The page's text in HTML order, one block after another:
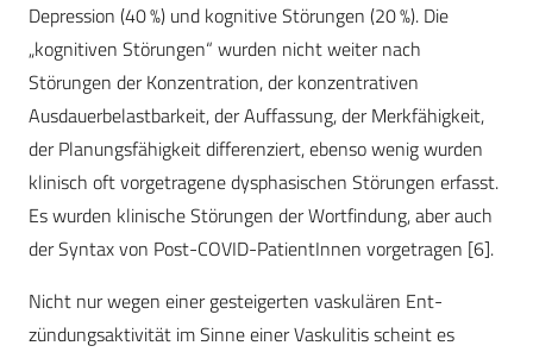
Depression (40 %) und kognitive Störungen (20 %). Die
„kognitiven Störungen“ wurden nicht weiter nach
Störungen der Konzentration, der konzentrativen
Ausdauerbelastbarkeit, der Auffassung, der Merkfähigkeit,
der Planungsfähigkeit differenziert, ebenso wenig wurden
klinisch oft vorgetragene dysphasischen Störungen erfasst.
Es wurden klinische Störungen der Wortfindung, aber auch
der Syntax von Post-COVID-PatientInnen vorgetragen [6].
Nicht nur wegen einer gesteigerten vaskulären Ent-
zündungsaktivität im Sinne einer Vaskulitis scheint es